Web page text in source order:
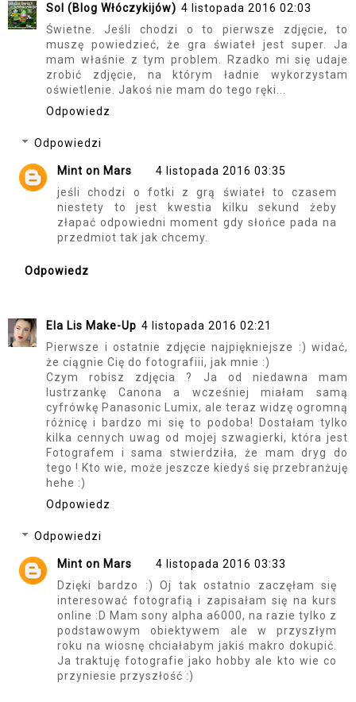
Sol (Blog Włóczykijów) 4 listopada 2016 02:03
Świetne. Jeśli chodzi o to pierwsze zdjęcie, to
muszę powiedzieć, że gra świateł jest super. Ja
mam właśnie z tym problem. Rzadko mi się udaje
zrobić zdjęcie, na którym ładnie wykorzystam
oświetlenie. Jakoś nie mam do tego ręki...
Odpowiedz
Odpowiedzi
Mint on Mars
4 listopada 2016 03:35
jeśli chodzi o fotki z grą świateł to czasem
niestety to jest kwestia kilku sekund żeby
złapać odpowiedni moment gdy słońce pada na
przedmiot tak jak chcemy.
Odpowiedz
Ela Lis Make-Up 4 listopada 2016 02:21
Pierwsze i ostatnie zdjęcie najpiękniejsze :) widać,
że ciągnie Cię do fotografiii, jak mnie :)
Czym robisz zdjęcia ? Ja od niedawna mam
lustrzankę Canona a wcześniej miałam samą
cyfrówkę Panasonic Lumix, ale teraz widzę ogromną
różnicę i bardzo mi się to podoba! Dostałam tylko
kilka cennych uwag od mojej szwagierki, która jest
Fotografem i sama stwierdziła, że mam dryg do
tego ! Kto wie, może jeszcze kiedyś się przebranżuję
hehe :)
Odpowiedz
Odpowiedzi
Mint on Mars
4 listopada 2016 03:33
Dzięki bardzo :) Oj tak ostatnio zaczęłam się
interesować fotografią i zapisałam się na kurs
online :D Mam sony alpha a6000, na razie tylko z
podstawowym obiektywem ale w przyszłym
roku na wiosnę chciałabym jakiś makro dokupić.
Ja traktuję fotografie jako hobby ale kto wie co
przyniesie przyszłość :)